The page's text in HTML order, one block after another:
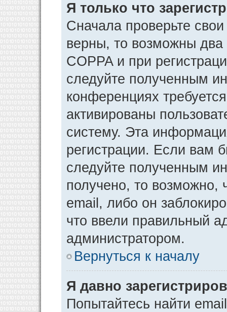
Я только что
Сначала проверьте
верны, то возможны
COPPA и при
следуйте полученным
конференциях
активированы
систему. Эта
регистрации. Если вам
следуйте полученным
получено, то возможно,
email, либо он
что ввели правильный
администратором.
Вернуться к началу
Я давно
Попытайтесь найти